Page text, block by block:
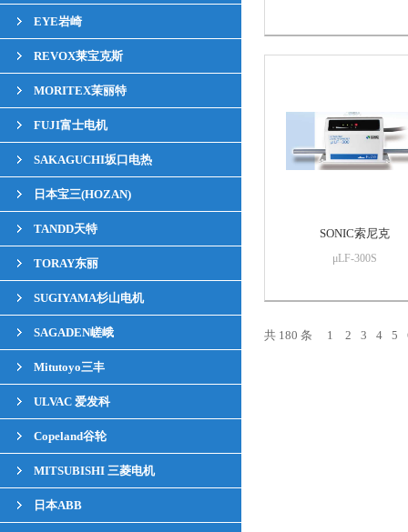
EYE岩崎
REVOX莱宝克斯
MORITEX茉丽特
FUJI富士电机
SAKAGUCHI坂口电热
日本宝三(HOZAN)
TANDD天特
TORAY东丽
SUGIYAMA杉山电机
SAGADEN嵯峨
Mitutoyo三丰
ULVAC 爱发科
Copeland谷轮
MITSUBISHI 三菱电机
日本ABB
SONIC索尼克
μLF-300S
共 180 条 1 2 3 4 5